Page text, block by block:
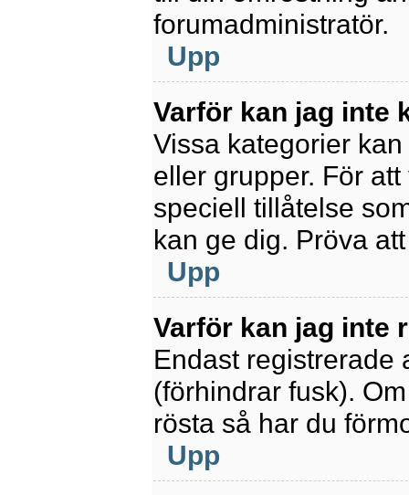
forumadministratör.
Upp
Varför kan jag inte
Vissa kategorier
eller grupper. För
speciell tillåtelse
kan ge dig. Pröva
Upp
Varför kan jag inte
Endast registrerade
(förhindrar fusk).
rösta så har du
Upp